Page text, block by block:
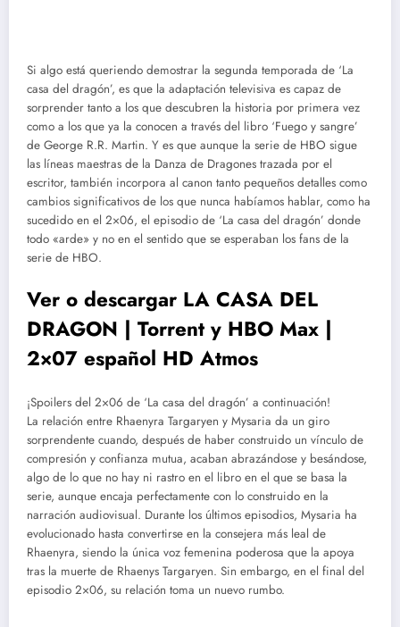
Si algo está queriendo demostrar la segunda temporada de ‘La
casa del dragón’, es que la adaptación televisiva es capaz de
sorprender tanto a los que descubren la historia por primera vez
como a los que ya la conocen a través del libro ‘Fuego y sangre’
de George R.R. Martin. Y es que aunque la serie de HBO sigue
las líneas maestras de la Danza de Dragones trazada por el
escritor, también incorpora al canon tanto pequeños detalles como
cambios significativos de los que nunca habíamos hablar, como ha
sucedido en el 2×06, el episodio de ‘La casa del dragón’ donde
todo «arde» y no en el sentido que se esperaban los fans de la
serie de HBO.
Ver o descargar LA CASA DEL
DRAGON | Torrent y HBO Max |
2×07 español HD Atmos
¡Spoilers del 2×06 de ‘La casa del dragón’ a continuación!
La relación entre Rhaenyra Targaryen y Mysaria da un giro
sorprendente cuando, después de haber construido un vínculo de
compresión y confianza mutua, acaban abrazándose y besándose,
algo de lo que no hay ni rastro en el libro en el que se basa la
serie, aunque encaja perfectamente con lo construido en la
narración audiovisual. Durante los últimos episodios, Mysaria ha
evolucionado hasta convertirse en la consejera más leal de
Rhaenyra, siendo la única voz femenina poderosa que la apoya
tras la muerte de Rhaenys Targaryen. Sin embargo, en el final del
episodio 2×06, su relación toma un nuevo rumbo.